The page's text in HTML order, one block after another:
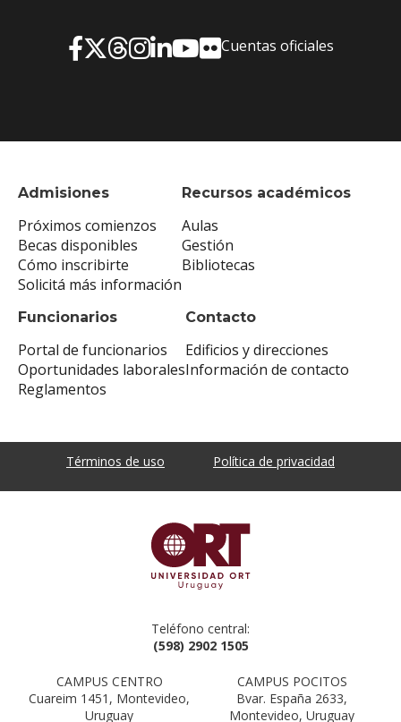
Admisiones
Próximos comienzos
Becas disponibles
Cómo inscribirte
Solicitá más información
Recursos académicos
Aulas
Gestión
Bibliotecas
Funcionarios
Portal de funcionarios
Oportunidades laborales
Reglamentos
Contacto
Edificios y direcciones
Información de contacto
Cuentas oficiales
Términos de uso Política de privacidad
Teléfono central:
(598) 2902 1505
CAMPUS CENTRO
Cuareim 1451, Montevideo,
Uruguay
CAMPUS POCITOS
Bvar. España 2633,
Montevideo, Uruguay